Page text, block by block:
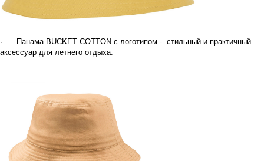
·
Панама BUCKET COTTON с логотипом - стильный и практичный
аксессуар для летнего отдыха.